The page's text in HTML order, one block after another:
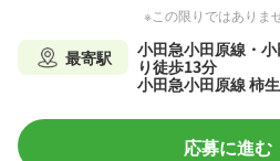
※この限りではありませ
最寄駅
小田急小田原線・
り徒歩13分
小田急小田原線 柿
応募に進む